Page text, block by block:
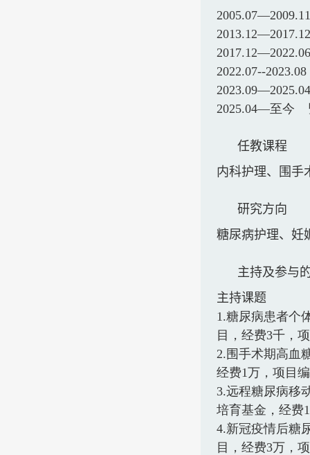
2022.07--
2025.04—至今
任教课程
内科护理、围手
研究方向
糖尿病护理、妊
主持及参与
主持课题
1.糖尿病患者个
目，经费3千，
2.围手术期高血
经费1万，项目
3.远程糖尿病移
培育基金，经费1
4.新冠疫情后糖
目，经费3万，